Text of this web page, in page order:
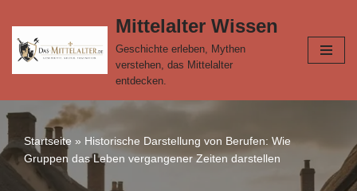
Zum
Inhalt
Mittelalter Wissen
Geschichte erleben, Mythen
verstehen, das Mittelalter
entdecken.
Startseite » Historische Darstellung von Berufen: Wie
Gruppen das Leben vergangener Zeiten darstellen